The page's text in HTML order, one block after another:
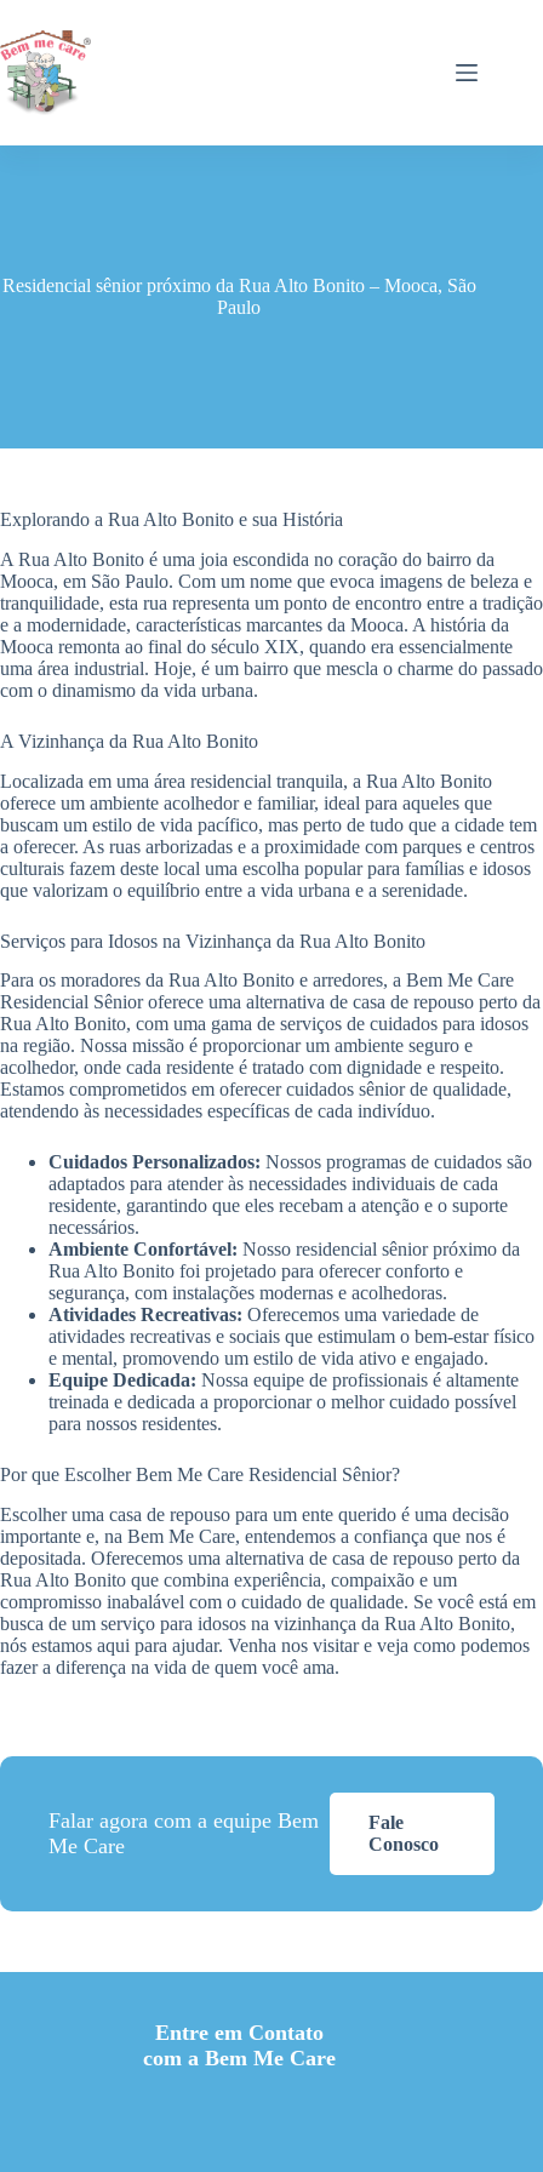
para
o
conteúdo
Residencial sênior próximo da Rua Alto Bonito – Mooca, São
Paulo
Explorando a Rua Alto Bonito e sua História
A Rua Alto Bonito é uma joia escondida no coração do bairro da
Mooca, em São Paulo. Com um nome que evoca imagens de beleza e
tranquilidade, esta rua representa um ponto de encontro entre a tradição
e a modernidade, características marcantes da Mooca. A história da
Mooca remonta ao final do século XIX, quando era essencialmente
uma área industrial. Hoje, é um bairro que mescla o charme do passado
com o dinamismo da vida urbana.
A Vizinhança da Rua Alto Bonito
Localizada em uma área residencial tranquila, a Rua Alto Bonito
oferece um ambiente acolhedor e familiar, ideal para aqueles que
buscam um estilo de vida pacífico, mas perto de tudo que a cidade tem
a oferecer. As ruas arborizadas e a proximidade com parques e centros
culturais fazem deste local uma escolha popular para famílias e idosos
que valorizam o equilíbrio entre a vida urbana e a serenidade.
Serviços para Idosos na Vizinhança da Rua Alto Bonito
Para os moradores da Rua Alto Bonito e arredores, a Bem Me Care
Residencial Sênior oferece uma alternativa de casa de repouso perto da
Rua Alto Bonito, com uma gama de serviços de cuidados para idosos
na região. Nossa missão é proporcionar um ambiente seguro e
acolhedor, onde cada residente é tratado com dignidade e respeito.
Estamos comprometidos em oferecer cuidados sênior de qualidade,
atendendo às necessidades específicas de cada indivíduo.
Cuidados Personalizados: Nossos programas de cuidados são
adaptados para atender às necessidades individuais de cada
residente, garantindo que eles recebam a atenção e o suporte
necessários.
Ambiente Confortável: Nosso residencial sênior próximo da
Rua Alto Bonito foi projetado para oferecer conforto e
segurança, com instalações modernas e acolhedoras.
Atividades Recreativas: Oferecemos uma variedade de
atividades recreativas e sociais que estimulam o bem-estar físico
e mental, promovendo um estilo de vida ativo e engajado.
Equipe Dedicada: Nossa equipe de profissionais é altamente
treinada e dedicada a proporcionar o melhor cuidado possível
para nossos residentes.
Por que Escolher Bem Me Care Residencial Sênior?
Escolher uma casa de repouso para um ente querido é uma decisão
importante e, na Bem Me Care, entendemos a confiança que nos é
depositada. Oferecemos uma alternativa de casa de repouso perto da
Rua Alto Bonito que combina experiência, compaixão e um
compromisso inabalável com o cuidado de qualidade. Se você está em
busca de um serviço para idosos na vizinhança da Rua Alto Bonito,
nós estamos aqui para ajudar. Venha nos visitar e veja como podemos
fazer a diferença na vida de quem você ama.
Falar agora com a equipe Bem
Me Care
Fale
Conosco
Entre em Contato
com a Bem Me Care